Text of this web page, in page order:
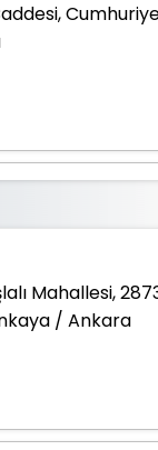
Mahallesi,
/ Ankara